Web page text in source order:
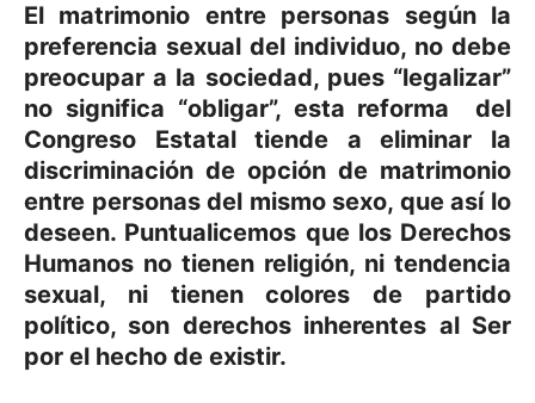
El matrimonio entre personas según la
preferencia sexual del individuo, no debe
preocupar a la sociedad, pues “legalizar”
no significa “obligar”, esta reforma del
Congreso Estatal tiende a eliminar la
discriminación de opción de matrimonio
entre personas del mismo sexo, que así lo
deseen. Puntualicemos que los Derechos
Humanos no tienen religión, ni tendencia
sexual, ni tienen colores de partido
político, son derechos inherentes al Ser
por el hecho de existir.